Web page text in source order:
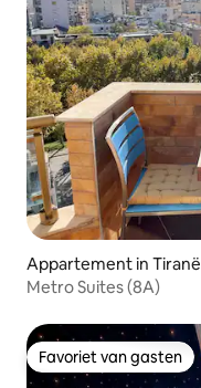
Appartement in Tiranë
Metro Suites (8A)
Favoriet van gasten
Favoriet van gasten